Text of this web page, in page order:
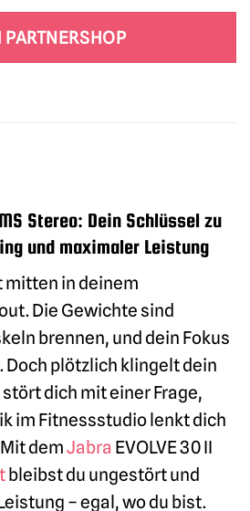
PARTNERSHOP
Stereo: Dein Schlüssel zu
und maximaler Leistung
mitten in deinem
Die Gewichte sind
brennen, und dein Fokus
plötzlich klingelt dein
dich mit einer Frage,
im Fitnessstudio lenkt dich
demJabra EVOLVE 30 II
bleibst du ungestört und
– egal, wo du bist.